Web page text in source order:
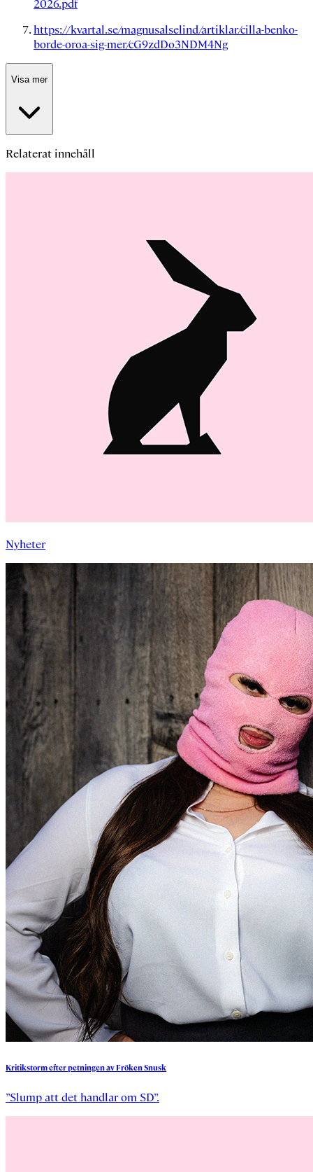
2026.pdf
https://kvartal.se/magnusalselind/artiklar/cilla-benko-
borde-oroa-sig-mer/cG9zdDo3NDM4Ng
Visa mer
Relaterat innehåll
Nyheter
KritikstormefterpetningenavFrökenSnusk
”Slump att det handlar om SD”.